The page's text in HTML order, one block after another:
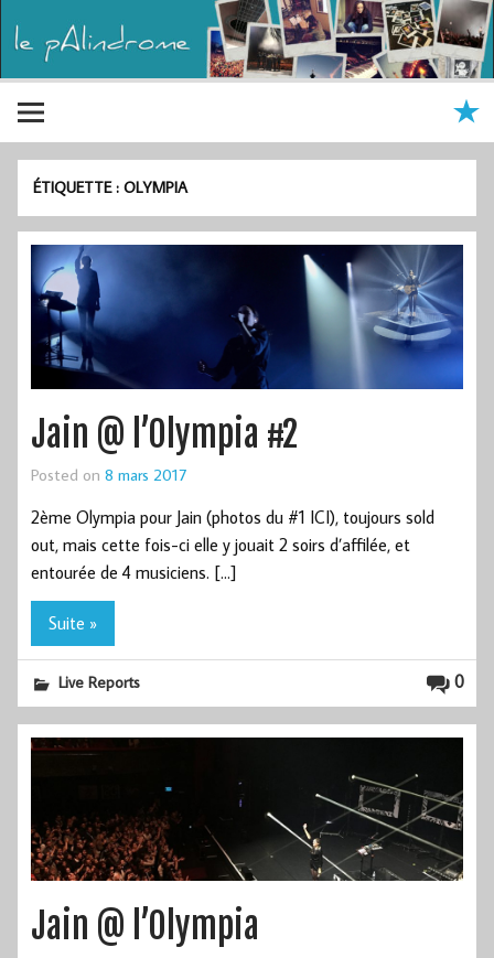
ÉTIQUETTE :OLYMPIA
Jain @ l’Olympia #2
Posted on 8 mars 2017
2ème Olympia pour Jain (photos du #1 ICI), toujours sold
out, mais cette fois-ci elle y jouait 2 soirs d’affilée, et
entourée de 4 musiciens. […]
Suite »
0
Live Reports
Jain @ l’Olympia